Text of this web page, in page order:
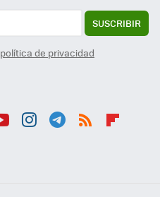
SUSCRIBIR
política de privacidad